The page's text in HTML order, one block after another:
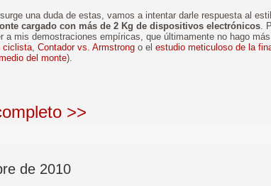
una duda de estas, vamos a intentar darle respuesta al
cargado con más de 2 Kg de dispositivos electrónicos.
a mis demostraciones empíricas, que últimamente no hago
ciclista, Contador vs. Armstrong o el estudio meticuloso de la
del monte).
>>
de 2010